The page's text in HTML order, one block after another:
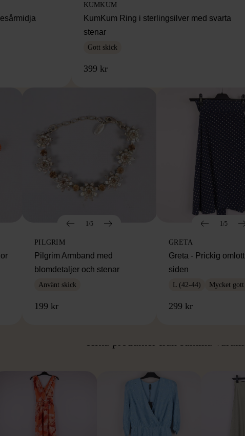
KUMKUM
KumKum Ring i sterlingsilver med svarta
stenar
Gott skick
399 kr
1/5
PILGRIM
Pilgrim Armband med
blomdetaljer och stenar
Använt skick
199 kr
1/5
GRETA
Greta - Prickig
siden
L (42-44) Mycket
299 kr
Hitta produkter från samma